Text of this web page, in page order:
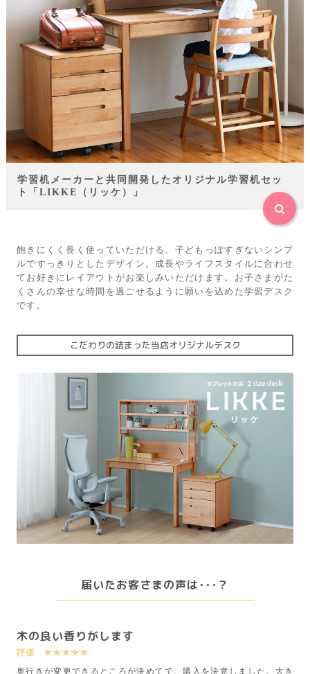
学習机メーカーと共同開発したオリジナル学習机セッ
ト「LIKKE（リッケ）」
飽きにくく長く使っていただける、子どもっぽすぎないシンプ
ルですっきりとしたデザイン。成長やライフスタイルに合わせ
てお好きにレイアウトがお楽しみいただけます。お子さまがた
くさんの幸せな時間を過ごせるように願いを込めた学習デスク
です。
こだわりの詰まった当店オリジナルデスク
届いたお客さまの声は･･･？
木の良い香りがします
評価 ★★★★★
奥行きが変更できるところが決めてで、購入を決意しました。大き